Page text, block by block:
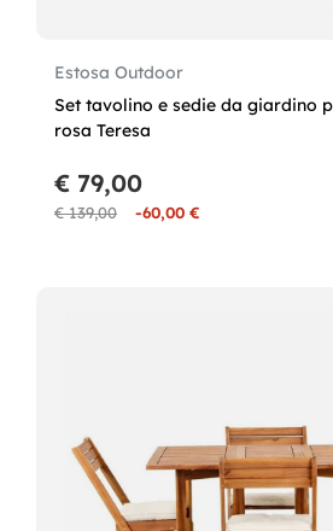
Estosa Outdoor
Set tavolino e sedie da giardino
rosa Teresa
€ 139,00 -60,00 €
€ 79,00